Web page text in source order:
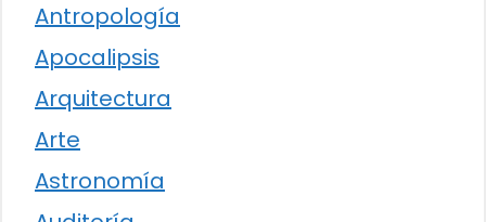
Antropología
Apocalipsis
Arquitectura
Arte
Astronomía